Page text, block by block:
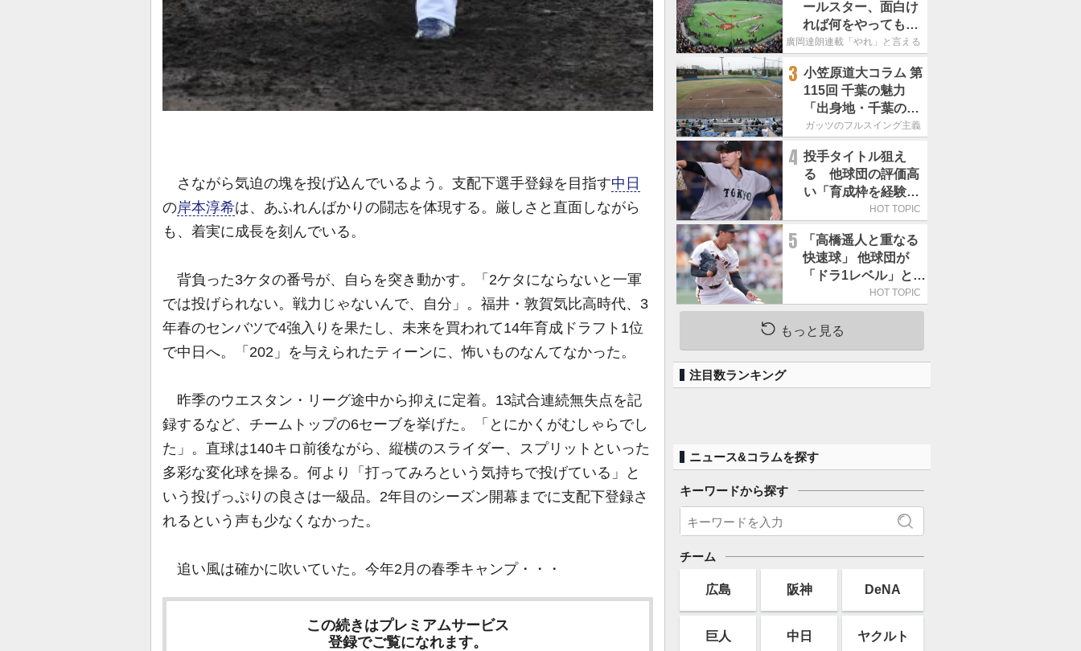
さながら気迫の塊を投げ込んでいるよう。支配下選手登録を目指す中日
の岸本淳希は、あふれんばかりの闘志を体現する。厳しさと直面しながら
も、着実に成長を刻んでいる。
背負った3ケタの番号が、自らを突き動かす。「2ケタにならないと一軍
では投げられない。戦力じゃないんで、自分」。福井・敦賀気比高時代、3
年春のセンバツで4強入りを果たし、未来を買われて14年育成ドラフト1位
で中日へ。「202」を与えられたティーンに、怖いものなんてなかった。
昨季のウエスタン・リーグ途中から抑えに定着。13試合連続無失点を記
録するなど、チームトップの6セーブを挙げた。「とにかくがむしゃらでし
た」。直球は140キロ前後ながら、縦横のスライダー、スプリットといった
多彩な変化球を操る。何より「打ってみろという気持ちで投げている」と
いう投げっぷりの良さは一級品。2年目のシーズン開幕までに支配下登録さ
れるという声も少なくなかった。
追い風は確かに吹いていた。今年2月の春季キャンプ・・・
この続きはプレミアムサービス
登録でご覧になれます。
ールスター、面白け
れば何をやってもい
いという発想は大間
廣岡達朗連載「やれ」と言える信念
3 小笠原道大コラム 第
115回 千葉の魅力
「出身地・千葉の話
の続き。昔から野球
す」
ガッツのフルスイング主義
4 投手タイトル狙え
る 他球団の評価高
い「育成枠を経験し
た巨人の左腕」は
HOT TOPIC
5
「高橋遥人と重なる
快速球」 他球団が
「ドラ1レベル」と評
する巨人の左腕は
HOT TOPIC
もっと見る
注目数ランキング
ニュース&コラムを探す
キーワードから探す
チーム
広島 阪神 DeNA
巨人 中日 ヤクルト